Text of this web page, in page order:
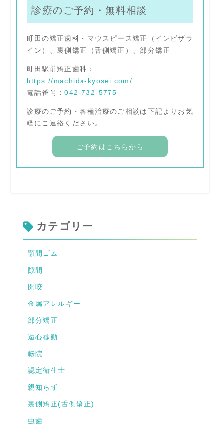
診療のご予約・無料相談
町田の矯正歯科・マウスピース矯正（インビザラ
イン）、裏側矯正（舌側矯正）、部分矯正
町田駅前矯正歯科：
https://machida-kyosei.com/
電話番号：042-732-5775
診療のご予約・各種治療のご相談は下記よりお気
軽にご連絡ください。
ご予約はこちらから
カテゴリー
顎間ゴム
隙間
開咬
金属アレルギー
部分矯正
遠心移動
転院
認定衛生士
親知らず
裏側矯正(舌側矯正)
虫歯